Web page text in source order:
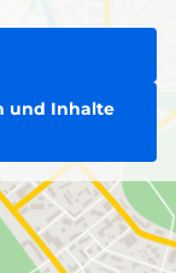
und Inhalte